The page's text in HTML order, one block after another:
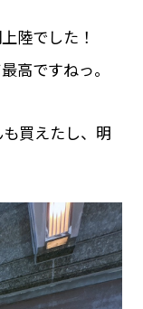
陸でした！
高ですねっ。
買えたし、明